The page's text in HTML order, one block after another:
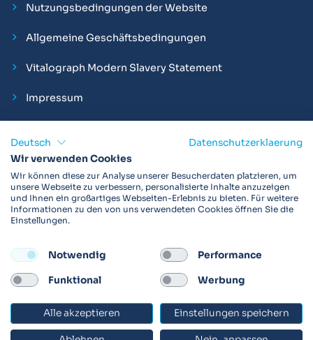
Nutzungsbedingungen der Website
Allgemeine Geschäftsbedingungen
Vitalograph Modern Slavery Statement
Impressum
Vitalograph ist ein internationaler Hersteller von Spirometern,
EKGs und Bakterien-Viren-Filtern zur sicheren
Lungenfunktionsdiagnostik. Darüber hinaus sind wir weltweit
als Technologie- und Service-Provider für klinische
FOLLOW
© 2026 Vitalograph
Deutsch
Datenschutzerklaerung
Wir verwenden Cookies
Wir können diese zur Analyse unserer Besucherdaten platzieren, um
unsere Webseite zu verbessern, personalisierte Inhalte anzuzeigen
und Ihnen ein großartiges Webseiten-Erlebnis zu bieten. Für weitere
Informationen zu den von uns verwendeten Cookies öffnen Sie die
Einstellungen.
Notwendig Performance
Funktional Werbung
Alle akzeptieren Einstellungen speichern